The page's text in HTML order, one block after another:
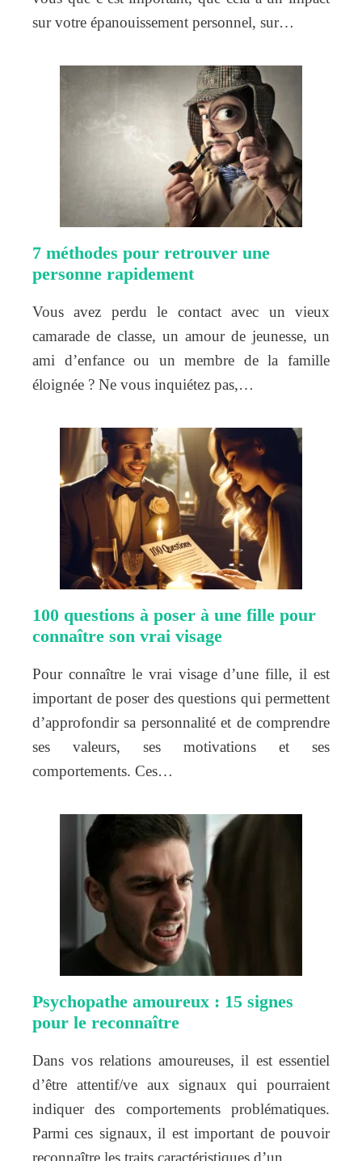
sur votre épanouissement personnel, sur…
7 méthodes pour retrouver une
personne rapidement
Vous avez perdu le contact avec un vieux
camarade de classe, un amour de jeunesse, un
ami d’enfance ou un membre de la famille
éloignée ? Ne vous inquiétez pas,…
100 questions à poser à une fille pour
connaître son vrai visage
Pour connaître le vrai visage d’une fille, il est
important de poser des questions qui permettent
d’approfondir sa personnalité et de comprendre
ses valeurs, ses motivations et ses
comportements. Ces…
Psychopathe amoureux : 15 signes
pour le reconnaître
Dans vos relations amoureuses, il est essentiel
d’être attentif/ve aux signaux qui pourraient
indiquer des comportements problématiques.
Parmi ces signaux, il est important de pouvoir
reconnaître les traits caractéristiques d’un…